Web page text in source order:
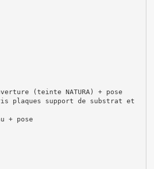
(teinte NATURA) + pose
plaques support de substrat et
+ pose